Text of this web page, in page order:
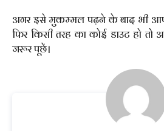
अगर इसे मुकम्मल पढ़ने के बाद भी
फिर किसी तरह का कोई डाउट हो
जरूर पूछें।